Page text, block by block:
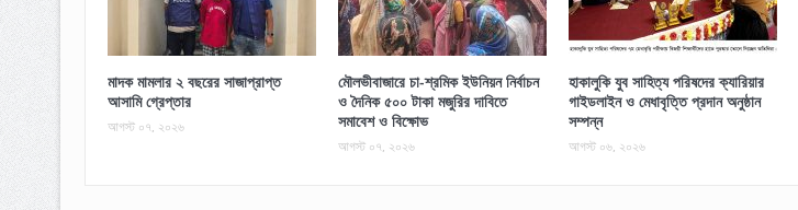
মাদক মামলার ২ বছরের সাজাপ্রাপ্ত
আসামি গ্রেপ্তার
আগস্ট ০৭, ২০২৬
মৌলভীবাজারে চা-শ্রমিক ইউনিয়ন নির্বাচন
ও দৈনিক ৫০০ টাকা মজুরির দাবিতে
সমাবেশ ও বিক্ষোভ
আগস্ট ০৭, ২০২৬
হাকালুকি যুব সাহিত্য পরিষদের ক্যারিয়ার
গাইডলাইন ও মেধাবৃত্তি প্রদান অনুষ্ঠান
সম্পন্ন
আগস্ট ০৬, ২০২৬